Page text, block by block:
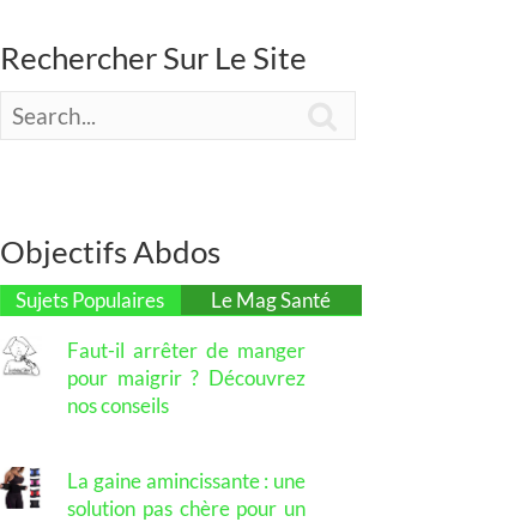
Rechercher Sur Le Site
Objectifs Abdos
Sujets Populaires
Le Mag Santé
Faut-il arrêter de manger
pour maigrir ? Découvrez
nos conseils
La gaine amincissante : une
solution pas chère pour un